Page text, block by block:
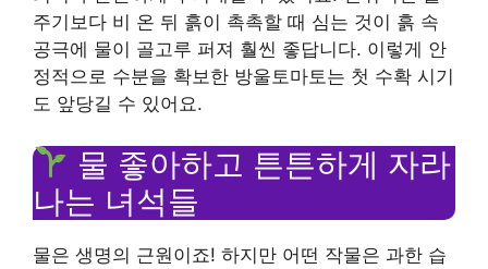
주기보다 비 온 뒤 흙이 촉촉할 때 심는 것이 흙 속
공극에 물이 골고루 퍼져 훨씬 좋답니다. 이렇게 안
정적으로 수분을 확보한 방울토마토는 첫 수확 시기
도 앞당길 수 있어요.
물 좋아하고 튼튼하게 자라
나는 녀석들
물은 생명의 근원이죠! 하지만 어떤 작물은 과한 습